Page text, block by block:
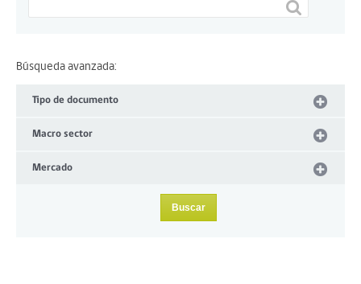
Búsqueda avanzada:
Tipo de documento
Macro sector
Mercado